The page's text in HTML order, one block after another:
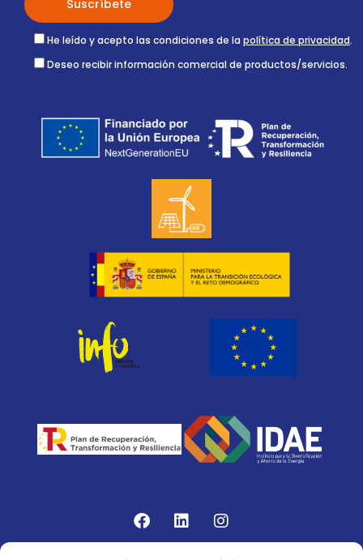
He leído y acepto las condiciones de la política de privacidad.
Deseo recibir información comercial de productos/servicios.